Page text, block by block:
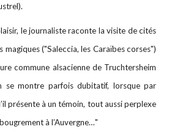
le journaliste raconte la visite de cités
magiques ("Saleccia, les Caraïbes corses")
commune alsacienne de Truchtersheim
montre parfois dubitatif, lorsque par
présente à un témoin, tout aussi perplexe
à l’Auvergne…"